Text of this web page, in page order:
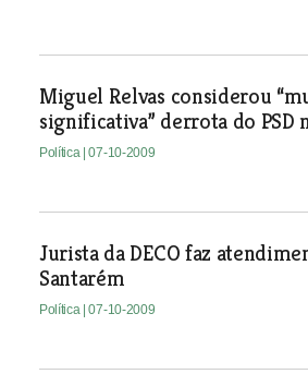
Miguel Relvas considerou
significativa” derrota do PSD
Política | 07-10-2009
Jurista da DECO faz
Santarém
Política | 07-10-2009